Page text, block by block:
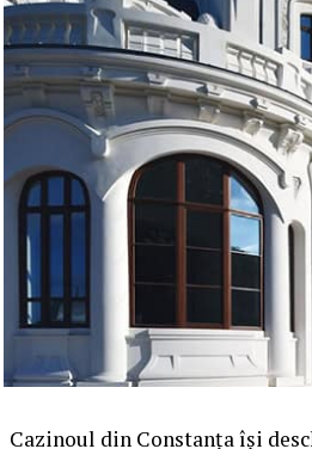
Cazinoul din Constanța își